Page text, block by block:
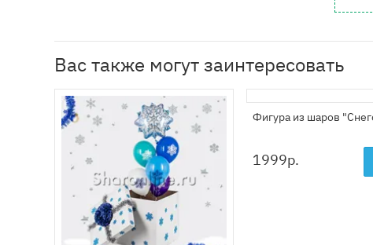
Вас также могут заинтересовать
Фигура из шаров
1999р.